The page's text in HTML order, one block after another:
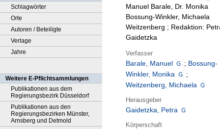
Schlagwörter
Orte
Autoren / Beteiligte
Verlage
Jahre
Weitere E-Pflichtsammlungen
Publikationen aus dem
Regierungsbezirk Düsseldorf
Publikationen aus den
Regierungsbezirken Münster,
Arnsberg und Detmold
Manuel Barale, Dr. Monika
Bossung-Winkler, Michaela
Weitzenberg ; Redaktion:
Gaidetzka
Verfasser
Barale, Manuel ; Bossung-
Winkler, Monika
;
Weitzenberg, Michaela
Herausgeber
Gaidetzka, Petra
Körperschaft